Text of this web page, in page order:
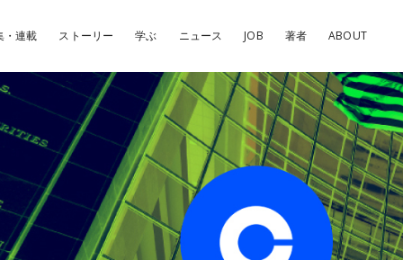
・連載 ストーリー 学ぶ ニュース JOB 著者 ABOUT